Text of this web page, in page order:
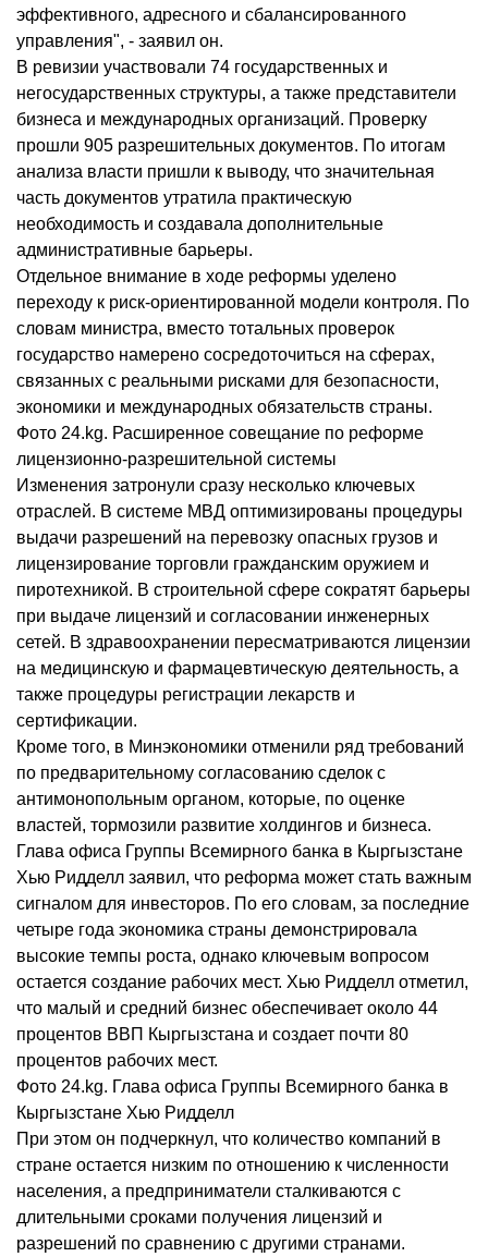
эффективного, адресного и сбалансированного
управления", - заявил он.
В ревизии участвовали 74 государственных и
негосударственных структуры, а также представители
бизнеса и международных организаций. Проверку
прошли 905 разрешительных документов. По итогам
анализа власти пришли к выводу, что значительная
часть документов утратила практическую
необходимость и создавала дополнительные
административные барьеры.
Отдельное внимание в ходе реформы уделено
переходу к риск-ориентированной модели контроля. По
словам министра, вместо тотальных проверок
государство намерено сосредоточиться на сферах,
связанных с реальными рисками для безопасности,
экономики и международных обязательств страны.
Фото 24.kg. Расширенное совещание по реформе
лицензионно-разрешительной системы
Изменения затронули сразу несколько ключевых
отраслей. В системе МВД оптимизированы процедуры
выдачи разрешений на перевозку опасных грузов и
лицензирование торговли гражданским оружием и
пиротехникой. В строительной сфере сократят барьеры
при выдаче лицензий и согласовании инженерных
сетей. В здравоохранении пересматриваются лицензии
на медицинскую и фармацевтическую деятельность, а
также процедуры регистрации лекарств и
сертификации.
Кроме того, в Минэкономики отменили ряд требований
по предварительному согласованию сделок с
антимонопольным органом, которые, по оценке
властей, тормозили развитие холдингов и бизнеса.
Глава офиса Группы Всемирного банка в Кыргызстане
Хью Ридделл заявил, что реформа может стать важным
сигналом для инвесторов. По его словам, за последние
четыре года экономика страны демонстрировала
высокие темпы роста, однако ключевым вопросом
остается создание рабочих мест. Хью Ридделл отметил,
что малый и средний бизнес обеспечивает около 44
процентов ВВП Кыргызстана и создает почти 80
процентов рабочих мест.
Фото 24.kg. Глава офиса Группы Всемирного банка в
Кыргызстане Хью Ридделл
При этом он подчеркнул, что количество компаний в
стране остается низким по отношению к численности
населения, а предприниматели сталкиваются с
длительными сроками получения лицензий и
разрешений по сравнению с другими странами.